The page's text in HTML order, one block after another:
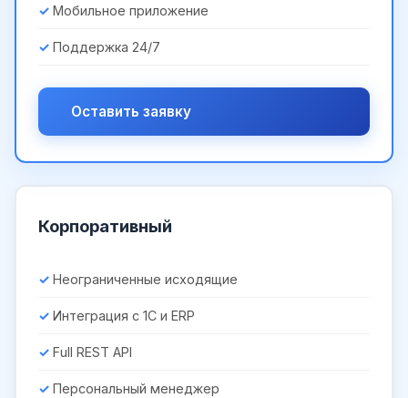
Мобильное приложение
Поддержка 24/7
Оставить заявку
Корпоративный
Неограниченные исходящие
Интеграция с 1С и ERP
Full REST API
Персональный менеджер